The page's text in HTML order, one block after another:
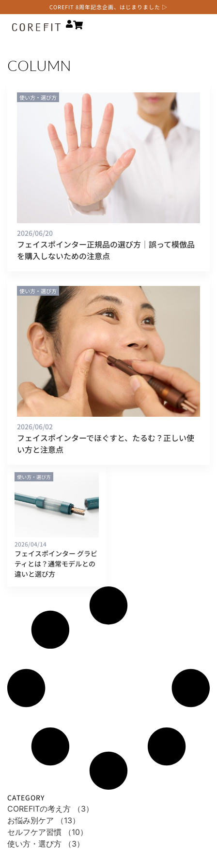
COREFIT 8周年記念企画、はじまりました ▷
COLUMN
使い方・選び方
2026/06/20
フェイスポインター正規品の選び方｜誤って模倣品
を購入しないための注意点
使い方・選び方
2026/06/02
フェイスポインターでほぐすと、たるむ？正しい使
い方と注意点
使い方・選び方
2026/04/14
フェイスポインター グラビ
ティとは？通常モデルとの
違いと選び方
CATEGORY
COREFITの考え方 （3）
お悩み別ケア （13）
セルフケア習慣 （10）
使い方・選び方 （3）